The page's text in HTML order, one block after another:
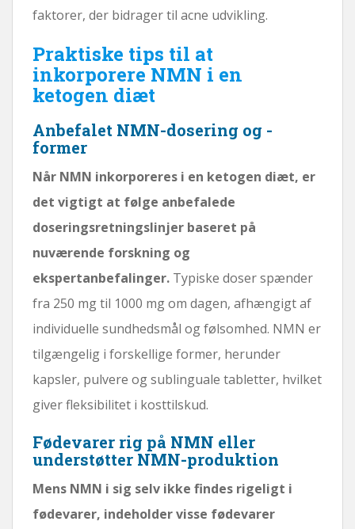
faktorer, der bidrager til acne udvikling.
Praktiske tips til at
inkorporere NMN i en
ketogen diæt
Anbefalet NMN-dosering og -
former
Når NMN inkorporeres i en ketogen diæt, er
det vigtigt at følge anbefalede
doseringsretningslinjer baseret på
nuværende forskning og
ekspertanbefalinger. Typiske doser spænder
fra 250 mg til 1000 mg om dagen, afhængigt af
individuelle sundhedsmål og følsomhed. NMN er
tilgængelig i forskellige former, herunder
kapsler, pulvere og sublinguale tabletter, hvilket
giver fleksibilitet i kosttilskud.
Fødevarer rig på NMN eller
understøtter NMN-produktion
Mens NMN i sig selv ikke findes rigeligt i
fødevarer, indeholder visse fødevarer